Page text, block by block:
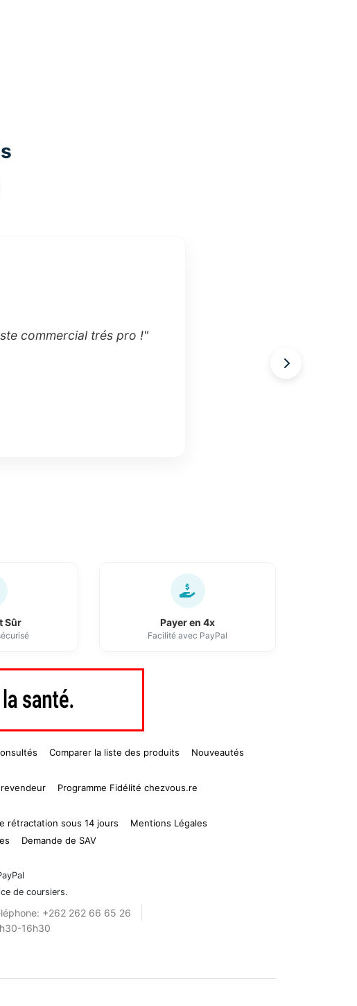
"Bien reçus mon colis a un bon prix, je vous remercie pour le geste commercial trés pro !"
Sûr Payer en 4x
Facilité avec PayPal
Comparer la liste des produits Nouveautés
Programme Fidélité chezvous.re
rétractation sous 14 jours
Mentions Légales
Demande de SAV
de coursiers.
+262 262 66 65 26
16h30